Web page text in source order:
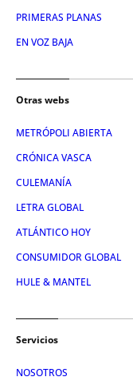
PRIMERAS PLANAS
EN VOZ BAJA
Otras webs
METRÓPOLI ABIERTA
CRÓNICA VASCA
CULEMANÍA
LETRA GLOBAL
ATLÁNTICO HOY
CONSUMIDOR GLOBAL
HULE & MANTEL
Servicios
NOSOTROS